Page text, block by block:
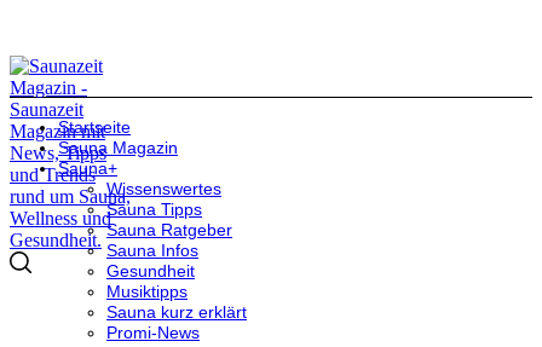
Startseite
Sauna Magazin
Sauna+
Wissenswertes
Sauna Tipps
Sauna Ratgeber
Sauna Infos
Gesundheit
Musiktipps
Sauna kurz erklärt
Promi-News